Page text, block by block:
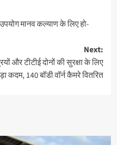
मानव कल्याण के लिए हो-
Next:
और टीटीई दोनों की सुरक्षा के लिए
कदम, 140 बॉडी वॉर्न कैमरे वितरित